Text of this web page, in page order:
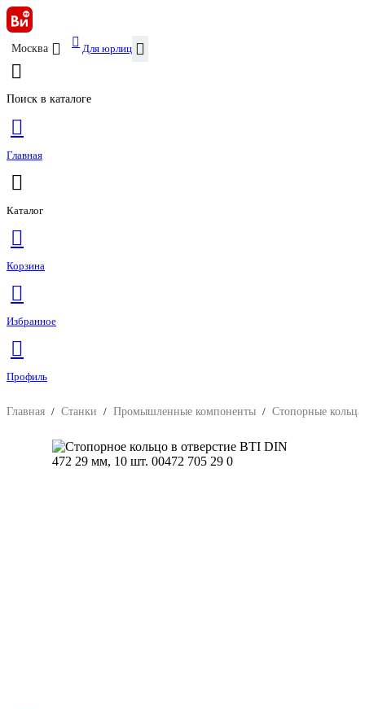
Москва Для юрлиц
Поиск в каталоге
Главная
Каталог
Корзина
Избранное
Профиль
Главная / Станки / Промышленные компоненты / Стопорные кольца